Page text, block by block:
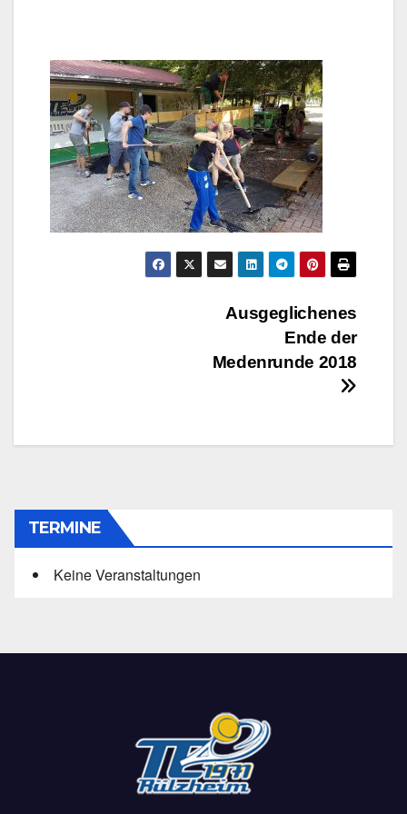
Beitragsnavigation
Ausgeglichenes
Ende der
Medenrunde 2018
TERMINE
Keine Veranstaltungen